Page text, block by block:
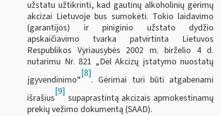
užstatu užtikrinti, kad gautinų alkoholinių gėrimų
akcizai Lietuvoje bus sumokėti. Tokio laidavimo
(garantijos) ir piniginio užstato dydžio
apskaičiavimo tvarka patvirtinta Lietuvos
Respublikos Vyriausybės 2002 m. birželio 4 d.
nutarimu Nr. 821 „Dėl Akcizų įstatymo nuostatų
įgyvendinimo“
[8]
. Gėrimai turi būti atgabenami
išrašius
[9]
supaprastintą akcizais apmokestinamų
prekių vežimo dokumentą (SAAD).